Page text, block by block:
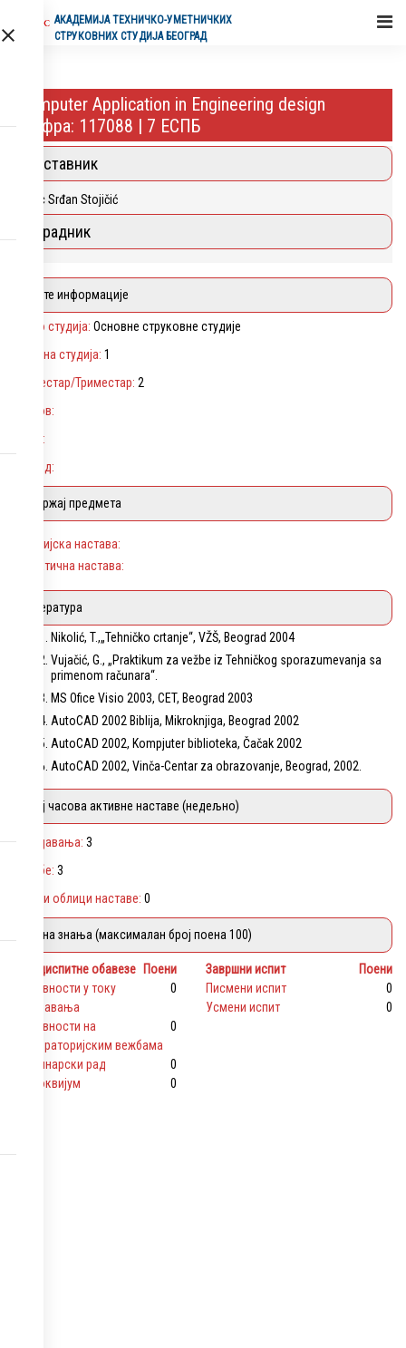
АКАДЕМИЈA ТЕХНИЧКО-УМЕТНИЧКИХ
СТРУКОВНИХ СТУДИЈА БЕОГРАД
Computer Application in Engineering design
Шифра: 117088 | 7 ЕСПБ
Опште информације
Ниво студија: Основне струковне студије
Година студија: 1
Семестар/Триместар: 2
Услов:
Циљ:
Исход:
Садржај предмета
Теоријска настава:
Практична настава:
Литература
Nikolić, T.,„Tehničko crtanje“, VŽŠ, Beograd 2004
Vujačić, G., „Praktikum za vežbe iz Tehničkog sporazumevanja sa
primenom računara“.
MS Ofice Visio 2003, CET, Beograd 2003
AutoCAD 2002 Biblija, Mikroknjiga, Beograd 2002
AutoCAD 2002, Kompjuter biblioteka, Čačak 2002
AutoCAD 2002, Vinča-Centar za obrazovanje, Beograd, 2002.
Број часова активне наставе (недељно)
Предавања: 3
Вежбе: 3
Други облици наставе: 0
Оцена знања (максималан број поена 100)
Предиспитне обавезе
Поени
активности у току
предавања
0
активности на
лабораторијским вежбама
0
семинарски рад
0
колоквијум
0
Завршни испит
Поени
Писмени испит
0
Усмени испит
0
Наставник
MSc Srđan Stojičić
Сарадник